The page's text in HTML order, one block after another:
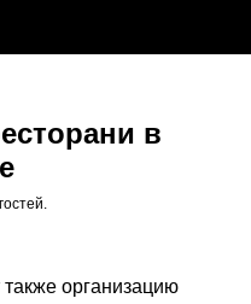
в
организацию